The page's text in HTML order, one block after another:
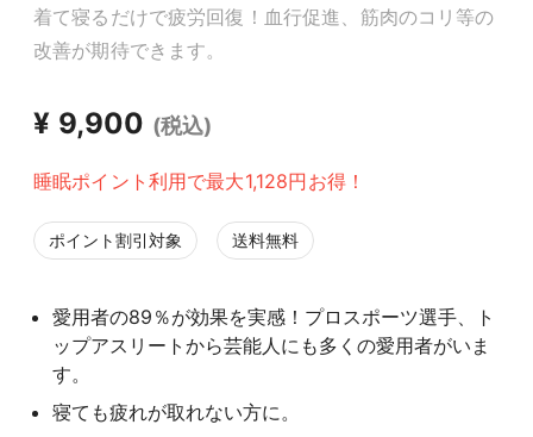
着て寝るだけで疲労回復！血行促進、筋肉のコリ等の
改善が期待できます。
¥ 9,900 (税込)
睡眠ポイント利用で最大1,128円お得！
ポイント割引対象 送料無料
愛用者の89％が効果を実感！プロスポーツ選手、ト
ップアスリートから芸能人にも多くの愛用者がいま
す。
寝ても疲れが取れない方に。